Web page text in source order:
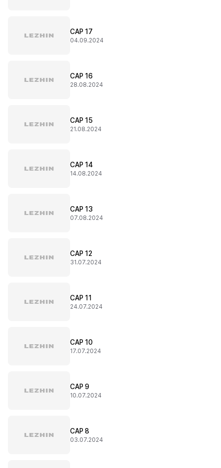
CAP 17
04.09.2024
CAP 16
28.08.2024
CAP 15
21.08.2024
CAP 14
14.08.2024
CAP 13
07.08.2024
CAP 12
31.07.2024
CAP 11
24.07.2024
CAP 10
17.07.2024
CAP 9
10.07.2024
CAP 8
03.07.2024